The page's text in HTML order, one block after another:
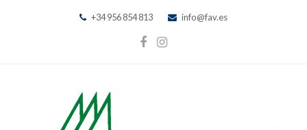
+34 956 854 813 info@fav.es
Facebook
Instagram